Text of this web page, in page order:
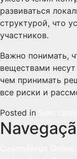
развиваться
структурой, что
участников.
Важно понимать,
веществами
чем принимать
все риски и
Posted in